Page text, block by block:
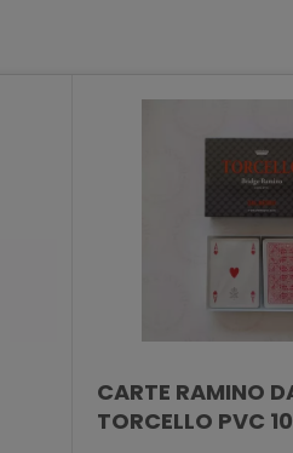
CARTE RAMINO
TORCELLO PVC